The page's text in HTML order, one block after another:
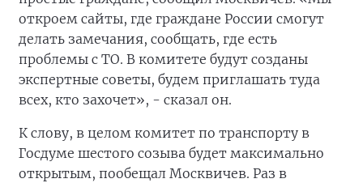
откроем сайты, где граждане России смогут
делать замечания, сообщать, где есть
проблемы с ТО. В комитете будут созданы
экспертные советы, будем приглашать туда
всех, кто захочет», - сказал он.
К слову, в целом комитет по транспорту в
Госдуме шестого созыва будет максимально
открытым, пообещал Москвичев. Раз в